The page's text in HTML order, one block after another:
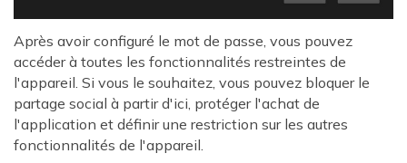
Après avoir configuré le mot de passe, vous pouvez
accéder à toutes les fonctionnalités restreintes de
l'appareil. Si vous le souhaitez, vous pouvez bloquer le
partage social à partir d'ici, protéger l'achat de
l'application et définir une restriction sur les autres
fonctionnalités de l'appareil.